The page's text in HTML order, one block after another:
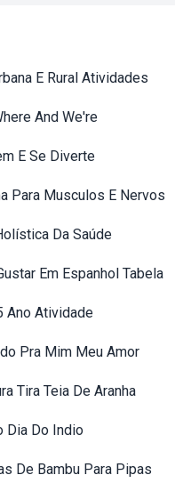
E Rural Atividades
And We're
E Se Diverte
Para Musculos E Nervos
Da Saúde
Em Espanhol Tabela
Ano Atividade
Pra Mim Meu Amor
Tira Teia De Aranha
Dia Do Indio
De Bambu Para Pipas